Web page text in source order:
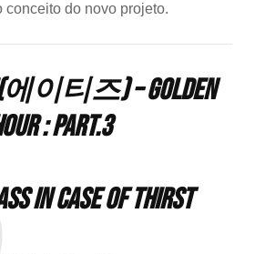
conceito do novo projeto.
에이티즈) – GOLDEN
: Part.3
in case of thirst